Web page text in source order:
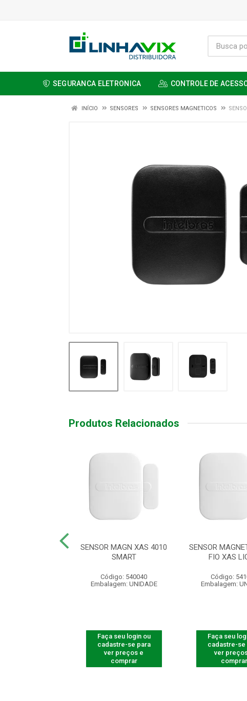
SEGURANCA ELETRONICA CONTROLE DE
INÍCIO SENSORES SENSORES MAGNETICOS
Produtos Relacionados
SENSOR MAGN XAS 4010
SMART
Código: 540040
Embalagem: UNIDADE
Faça seu login ou
cadastre-se para
ver preços e
comprar
SENSOR
FIO XAS
Código:
Embalagem:
Faça seu
cadastre-se
ver
comprar